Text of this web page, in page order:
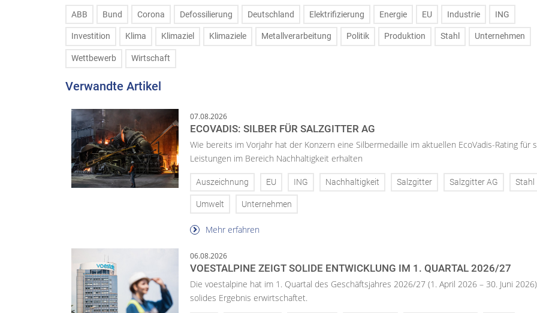
ABB Bund Corona Defossilierung Deutschland Elektrifizierung Energie EU Industrie ING
Investition Klima Klimaziel Klimaziele Metallverarbeitung Politik Produktion Stahl Unternehmen
Wettbewerb Wirtschaft
Verwandte Artikel
07.08.2026
ECOVADIS: SILBER FÜR SALZGITTER AG
Wie bereits im Vorjahr hat der Konzern eine Silbermedaille im aktuellen EcoVadis-Rating für
Leistungen im Bereich Nachhaltigkeit erhalten
Auszeichnung EU ING Nachhaltigkeit Salzgitter Salzgitter AG Stahl
Umwelt Unternehmen
Mehr erfahren
06.08.2026
VOESTALPINE ZEIGT SOLIDE ENTWICKLUNG IM 1. QUARTAL 2026/27
Die voestalpine hat im 1. Quartal des Geschäftsjahres 2026/27 (1. April 2026 – 30. Juni
solides Ergebnis erwirtschaftet.